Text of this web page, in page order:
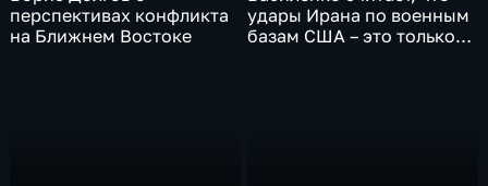
перспективах конфликта
на Ближнем Востоке
удары Ирана по военным
базам США – это только